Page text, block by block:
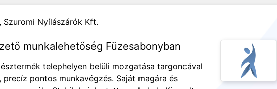
Szuromi Nyílászárók Kft.
munkalehetőség Füzesabonyban
telephelyen belüli mozgatása targoncával
pontos munkavégzés. Saját magára és